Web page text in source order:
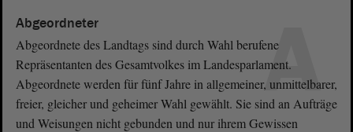
A
Abgeordneter
Abgeordnete des Landtags sind durch Wahl berufene
Repräsentanten des Gesamtvolkes im Landesparlament.
Abgeordnete werden für fünf Jahre in allgemeiner, unmittelbarer,
freier, gleicher und geheimer Wahl gewählt. Sie sind an Aufträge
und Weisungen nicht gebunden und nur ihrem Gewissen